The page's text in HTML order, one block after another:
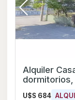
Alquiler
dormitorios,
U$S 684